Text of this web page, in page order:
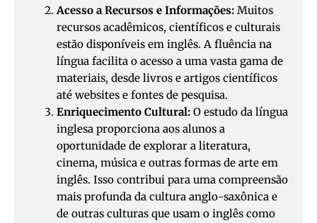
Acesso a Recursos e Informações: Muitos
recursos acadêmicos, científicos e culturais
estão disponíveis em inglês. A fluência na
língua facilita o acesso a uma vasta gama de
materiais, desde livros e artigos científicos
até websites e fontes de pesquisa.
Enriquecimento Cultural: O estudo da língua
inglesa proporciona aos alunos a
oportunidade de explorar a literatura,
cinema, música e outras formas de arte em
inglês. Isso contribui para uma compreensão
mais profunda da cultura anglo-saxônica e
de outras culturas que usam o inglês como